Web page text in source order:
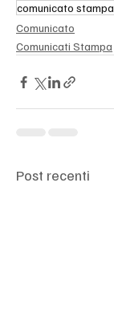
comunicato stampa
Comunicato
Comunicati Stampa
Post recenti